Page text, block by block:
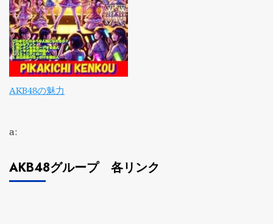
AKB48の魅力
a:
AKB48グループ 各リンク